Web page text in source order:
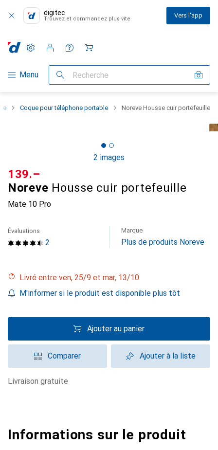
digitec
Trouvez et commandez plus vite Vers l'app
Navigation par catégorie
Menu Recherche
Paramètres
Compte client
Listes de comparaison
Listes d'envies
Panier
Coque pour téléphone portable Noreve Housse cuir portefeuille
2 images
Noreve Housse cuir portefeuille
Mate 10 Pro
CHF
139.–
2
Évaluations Marque
Plus de produits Noreve
Livré entre ven, 25/9 et mar, 13/10
M'informer si le produit est disponible plus tôt
Ajouter au panier
Comparer Ajouter à la liste
livraison gratuite
Informations sur le produit